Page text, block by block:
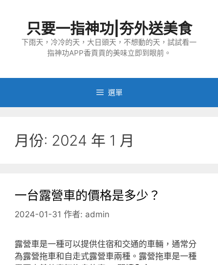
只要一指神功|夯外送美食
下雨天，冷冷的天，大日頭天，不想動的天，試試看一
指神功APP香貢貢的美味立即到眼前。
選單
月份: 2024 年 1 月
一台露營車的價格是多少？
2024-01-31 作者: admin
露營車是一種可以提供住宿和交通的車輛，通常分
為露營拖車和自走式露營車兩種。露營拖車是一種